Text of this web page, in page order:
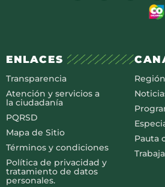
ENLACES
Transparencia
Atención y servicios a
la ciudadanía
PQRSD
Mapa de Sitio
Términos y condiciones
Política de privacidad y
tratamiento de datos
personales.
Región
Pauta